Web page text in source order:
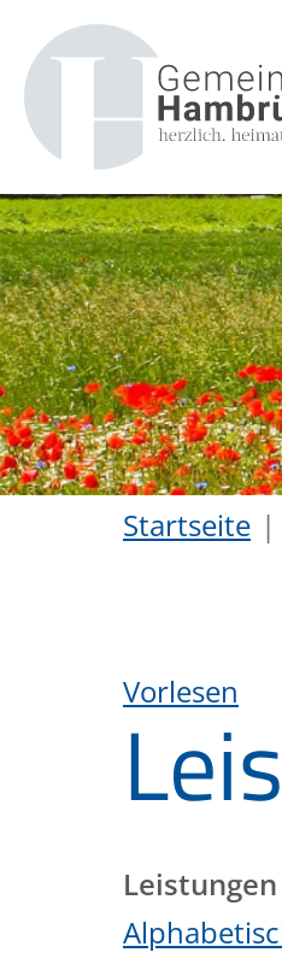
Startseite
Vorlesen
Leistungen